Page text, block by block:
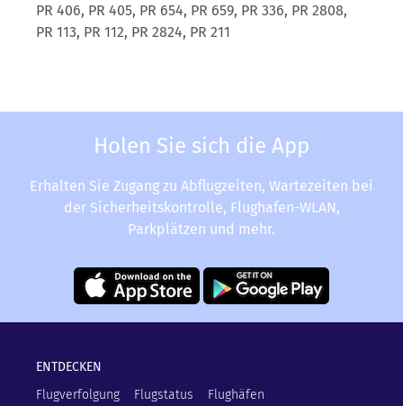
PR 406, PR 405, PR 654, PR 659, PR 336, PR 2808,
PR 113, PR 112, PR 2824, PR 211
Holen Sie sich die App
Erhalten Sie Zugang zu Abflugzeiten, Wartezeiten bei
der Sicherheitskontrolle, Flughafen-WLAN,
Parkplätzen und mehr.
ENTDECKEN
Flugverfolgung
Flugstatus Flughäfen